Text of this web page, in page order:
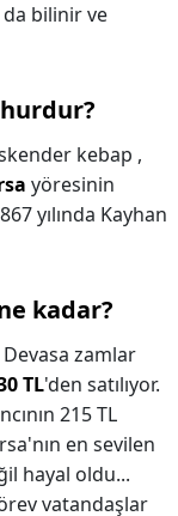
da bilinir ve
kebap ,
yöresinin
yılında Kayhan
kadar?
Devasa zamlar
TL'den satılıyor.
215 TL
en sevilen
hayal oldu...
vatandaşlar